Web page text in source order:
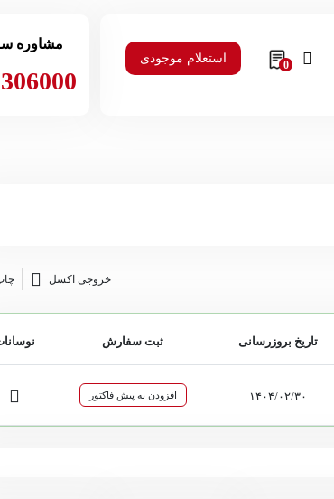
0 استعلام موجودی
مشاوره
خروجی اکسل
تاریخ بروزرسانی ثبت سفارش
۱۴۰۴/۰۲/۳۰ افزودن به پیش فاکتور